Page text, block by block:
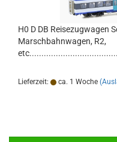
H0 D DB Reisezugwagen
Marschbahnwagen, R2,
Lieferzeit: ca. 1 Woche